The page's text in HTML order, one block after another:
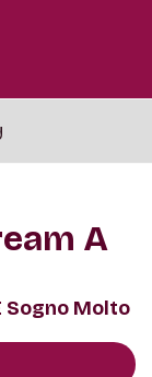
A
Sogno Molto